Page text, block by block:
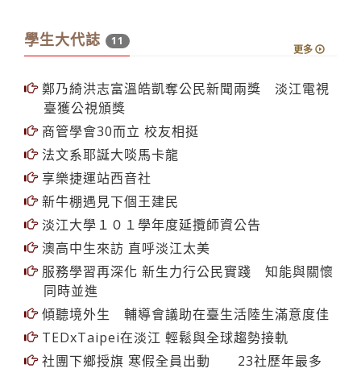
學生大代誌 11
更多
鄭乃綺洪志富溫皓凱奪公民新聞兩獎 淡江電視
臺獲公視頒獎
商管學會30而立 校友相挺
法文系耶誕大啖馬卡龍
享樂捷運站西音社
新牛棚遇見下個王建民
淡江大學１０１學年度延攬師資公告
澳高中生來訪 直呼淡江太美
服務學習再深化 新生力行公民實踐 知能與關懷
同時並進
傾聽境外生 輔導會議助在臺生活陸生滿意度佳
TEDxTaipei在淡江 輕鬆與全球趨勢接軌
社團下鄉授旗 寒假全員出動 23社歷年最多